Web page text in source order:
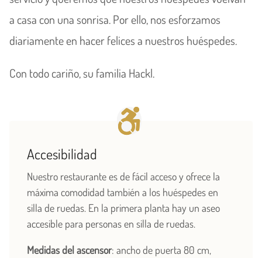
a casa con una sonrisa. Por ello, nos esforzamos
diariamente en hacer felices a nuestros huéspedes.
Con todo cariño, su familia Hackl.
Accesibilidad
Nuestro restaurante es de fácil acceso y ofrece la
máxima comodidad también a los huéspedes en
silla de ruedas. En la primera planta hay un aseo
accesible para personas en silla de ruedas.
Medidas del ascensor: ancho de puerta 80 cm,